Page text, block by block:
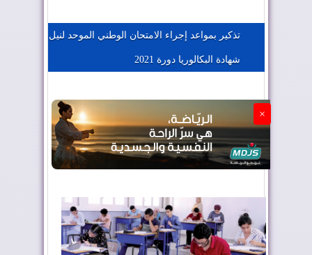
الجزائر تستسلم لفرنسا
تذكير بمواعد إجراء الامتحان الوطني الموحد لنيل
شهادة البكالوريا دورة 2021
×